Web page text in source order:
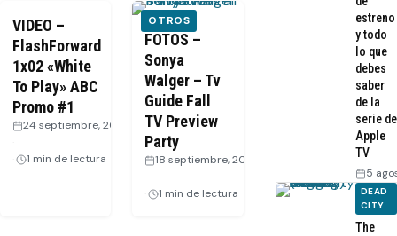
VIDEO –
FlashForward
1x02 «White
To Play» ABC
Promo #1
24 septiembre, 2009
1 min de lectura
OTROS
FOTOS –
Sonya
Walger – Tv
Guide Fall
TV Preview
Party
18 septiembre, 2009
1 min de lectura
estreno
y todo
lo que
debes
saber
de la
serie de
Apple
TV
5
DEAD
CITY
The